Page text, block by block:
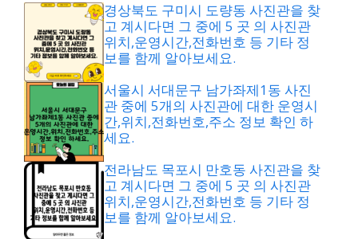
경상북도 구미시 도량동 사진관을 찾
고 계시다면 그 중에 5 곳 의 사진관
위치,운영시간,전화번호 등 기타 정
보를 함께 알아보세요.
서울시 서대문구 남가좌제1동 사진
관 중에 5개의 사진관에 대한 운영시
간,위치,전화번호,주소 정보 확인 하
세요.
전라남도 목포시 만호동 사진관을 찾
고 계시다면 그 중에 5 곳 의 사진관
위치,운영시간,전화번호 등 기타 정
보를 함께 알아보세요.